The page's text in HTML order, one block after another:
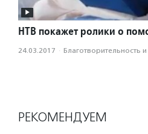
НТВ покажет ролики о
24.03.2017 · Благотвори­тель­ность
РЕКОМЕНДУЕМ